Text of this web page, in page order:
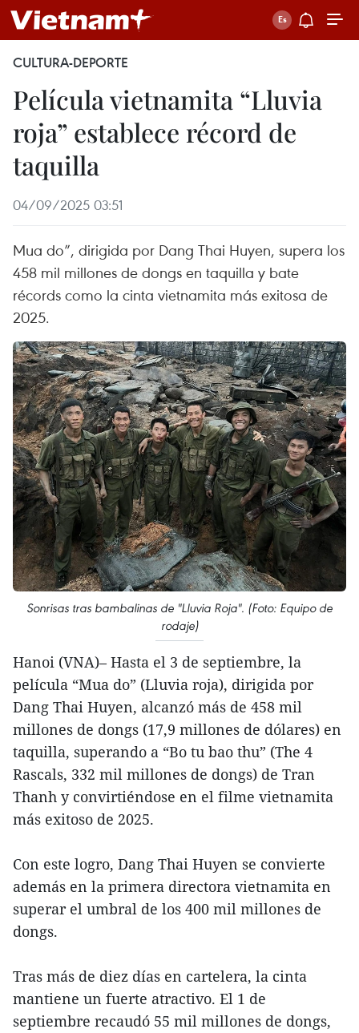
CULTURA-DEPORTE
Película vietnamita “Lluvia
roja” establece récord de
taquilla
04/09/2025 03:51
Mua do”, dirigida por Dang Thai Huyen, supera los
458 mil millones de dongs en taquilla y bate
récords como la cinta vietnamita más exitosa de
2025.
Sonrisas tras bambalinas de "Lluvia Roja". (Foto: Equipo de
rodaje)
Hanoi (VNA)– Hasta el 3 de septiembre, la
película “Mua do” (Lluvia roja), dirigida por
Dang Thai Huyen, alcanzó más de 458 mil
millones de dongs (17,9 millones de dólares) en
taquilla, superando a “Bo tu bao thu” (The 4
Rascals, 332 mil millones de dongs) de Tran
Thanh y convirtiéndose en el filme vietnamita
más exitoso de 2025.
Con este logro, Dang Thai Huyen se convierte
además en la primera directora vietnamita en
superar el umbral de los 400 mil millones de
dongs.
Tras más de diez días en cartelera, la cinta
mantiene un fuerte atractivo. El 1 de
septiembre recaudó 55 mil millones de dongs,